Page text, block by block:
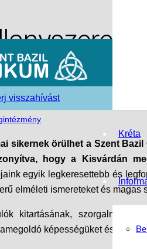
Kréta
visszahívást
sikernek örülhet a Szent
hogy a Kisvárdán
egyik legkeresettebb és
elméleti ismereteket és
kitartásának, szorgalmának
képességüket és azt,